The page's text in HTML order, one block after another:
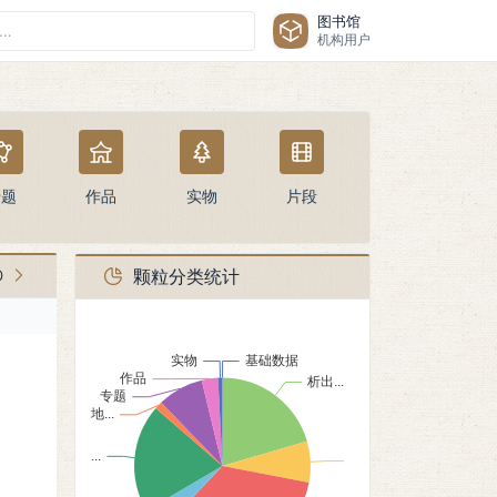
图书馆
机构用户
作品 实物 片段
颗粒分类统计